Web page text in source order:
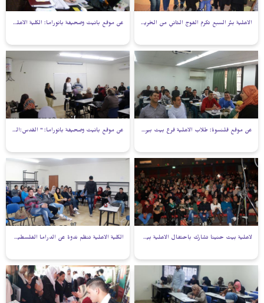
الاهلية بئر السبع تكرم الفوج الثاني من الخريجين عن موقع بانيت وصحيفة بانوراما: الكلية الأهلية بالقدس تعقد الامتحان التصنيفي للغة العبرية.
عن موقع قلنسوة: طلاب الاهلية فرع بيت بيرل يشقون طريقهم الى التمريض عن موقع بانيت وصحيفة بانوراما: " القدس:الجامعة المفتوحة الاسرائيلية تزور الكلية الأهلية"
لاهلية بيت حنينا تشارك باحتفال الاهلية بيت بيرل الكلية الاهلية تنظم ندوة عن الدراما الفلسطينية